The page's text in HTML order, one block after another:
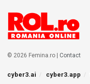
© 2026 Femina.ro | Contact
cyber3.ai cyber3.app